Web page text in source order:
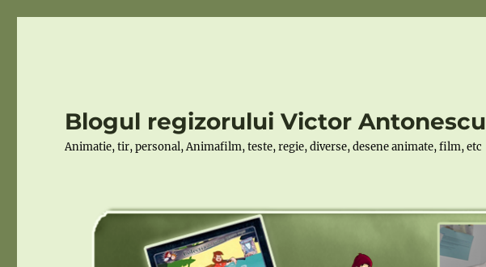
Blogul regizorului Victor Antonescu
Animatie, tir, personal, Animafilm, teste, regie, diverse, desene animate, film, etc